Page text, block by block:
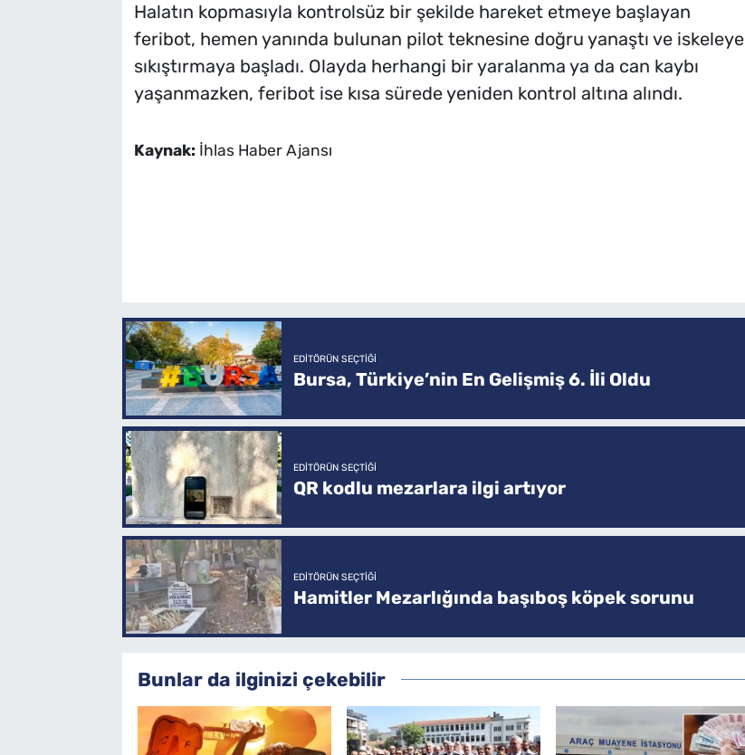
Halatın kopmasıyla kontrolsüz bir şekilde hareket etmeye başlayan
feribot, hemen yanında bulunan pilot teknesine doğru yanaştı ve iskeleye
sıkıştırmaya başladı. Olayda herhangi bir yaralanma ya da can kaybı
yaşanmazken, feribot ise kısa sürede yeniden kontrol altına alındı.
Kaynak: İhlas Haber Ajansı
EDITÖRÜN SEÇTIĞI
Bursa, Türkiye’nin En Gelişmiş 6. İli Oldu
EDITÖRÜN SEÇTIĞI
QR kodlu mezarlara ilgi artıyor
EDITÖRÜN SEÇTIĞI
Hamitler Mezarlığında başıboş köpek sorunu
Bunlar da ilginizi çekebilir